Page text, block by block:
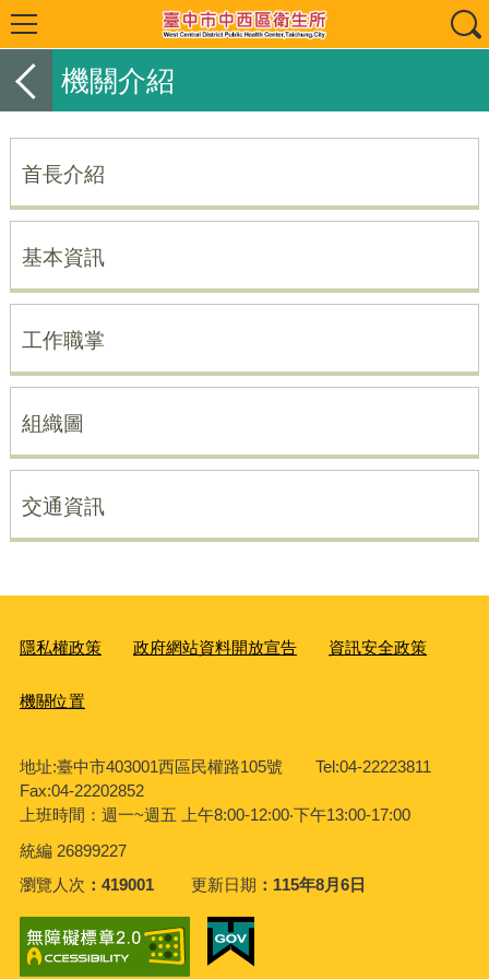
機關介紹
首長介紹
基本資訊
工作職掌
組織圖
交通資訊
隱私權政策 政府網站資料開放宣告 資訊安全政策
機關位置
地址:臺中市403001西區民權路105號 Tel:04-22223811
Fax:04-22202852
上班時間：週一~週五
上午8:00-12:00‧下午13:00-17:00
統編 26899227
瀏覽人次
419001 更新日期 115年8月6日